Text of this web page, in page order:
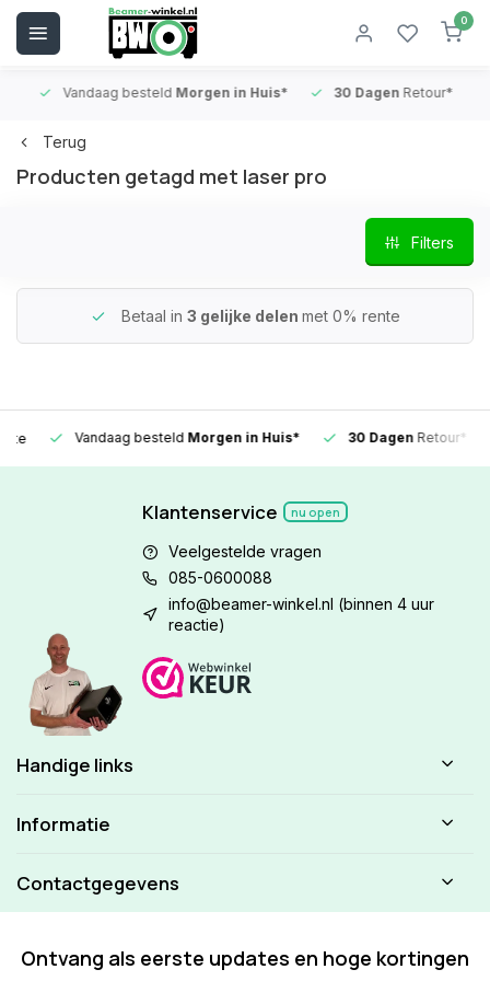
0
Vandaag besteldMorgen in Huis* 30 DagenRetour*
Terug
Producten getagd met laser pro
Filters
Betaal in 3 gelijke delen met 0% rente
Vandaag besteldMorgen in Huis* 30 DagenRetour*
Klantenservice nu open
Veelgestelde vragen
085-0600088
info@beamer-winkel.nl (binnen 4 uur
reactie)
Handige links
Informatie
Contactgegevens
Ontvang als eerste updates en hoge kortingen